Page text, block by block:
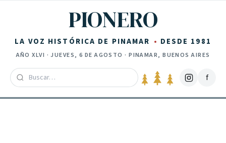
PIONERO
LA VOZ HISTÓRICA DE PINAMAR DESDE 1981
AÑOXLVI ·JUEVES, 6 DE AGOSTO · PINAMAR, BUENOS AIRES
f